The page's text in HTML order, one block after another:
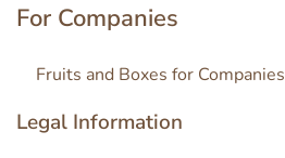
For Companies
Fruits and Boxes for Companies
Legal Information